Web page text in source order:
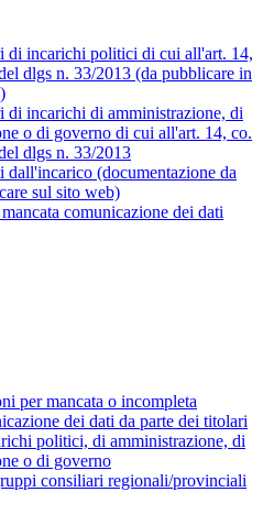
di incarichi politici di cui all'art. 14,
dlgs n. 33/2013 (da pubblicare in
di incarichi di amministrazione, di
o di governo di cui all'art. 14, co.
dlgs n. 33/2013
dall'incarico (documentazione da
sul sito web)
comunicazione dei dati
per mancata o incompleta
dei dati da parte dei titolari
politici, di amministrazione, di
o di governo
consiliari regionali/provinciali